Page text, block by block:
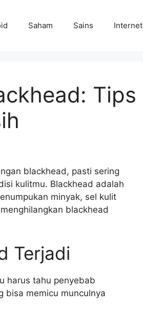
Saham Sains Internet
Tips
blackhead, pasti sering
kulitmu. Blackhead adalah
minyak, sel kulit
blackhead
Terjadi
harus tahu penyebab
bisa memicu munculnya